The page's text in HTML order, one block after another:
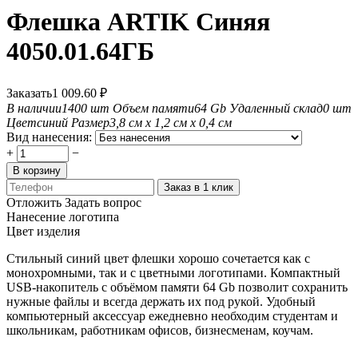
Флешка ARTIK Синяя
4050.01.64ГБ
Заказать1 009.60 ₽
В наличии1400 шт Объем памяти64 Gb Удаленный склад0 шт
Цветсиний Размер3,8 см х 1,2 см х 0,4 см
Вид нанесения:
+
−
В корзину
Заказ в 1 клик
Отложить Задать вопрос
Нанесение логотипа
Цвет изделия
Стильный синий цвет флешки хорошо сочетается как с
монохромными, так и с цветными логотипами. Компактный
USB-накопитель с объёмом памяти 64 Gb позволит сохранить
нужные файлы и всегда держать их под рукой. Удобный
компьютерный аксессуар ежедневно необходим студентам и
школьникам, работникам офисов, бизнесменам, коучам.